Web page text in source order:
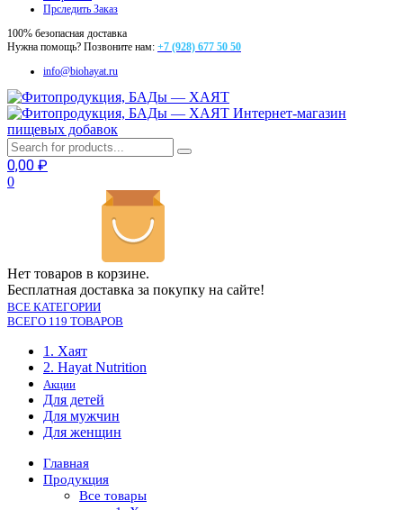
Прследить Заказ
100% безопасная доставка
Нужна помощь? Позвоните нам: +7 (928) 677 50 50
info@biohayat.ru
Интернет-магазин
пищевых добавок
0,00 ₽
0
Нет товаров в корзине.
Бесплатная доставка за покупку на сайте!
ВСЕ КАТЕГОРИИ
ВСЕГО 119 ТОВАРОВ
1. Хаят
2. Hayat Nutrition
Акции
Для детей
Для мужчин
Для женщин
Главная
Продукция
Все товары